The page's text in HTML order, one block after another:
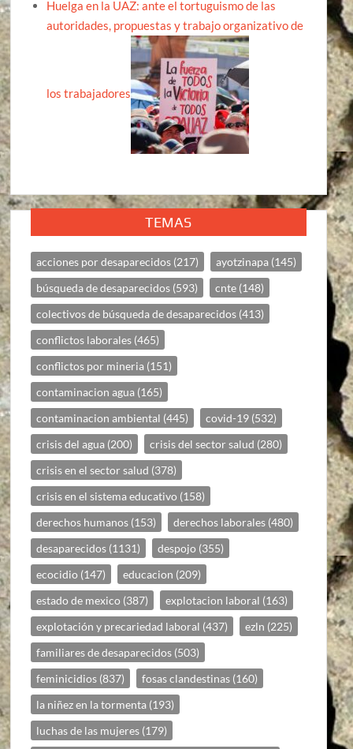
Huelga en la UAZ: ante el tortuguismo de las
autoridades, propuestas y trabajo organizativo de
los trabajadores
TEMAS
acciones por desaparecidos (217) ayotzinapa (145)
búsqueda de desaparecidos (593) cnte (148)
colectivos de búsqueda de desaparecidos (413)
conflictos laborales (465)
conflictos por mineria (151)
contaminacion agua (165)
contaminacion ambiental (445) covid-19 (532)
crisis del agua (200) crisis del sector salud (280)
crisis en el sector salud (378)
crisis en el sistema educativo (158)
derechos humanos (153) derechos laborales (480)
desaparecidos (1131) despojo (355)
ecocidio (147) educacion (209)
estado de mexico (387) explotacion laboral (163)
explotación y precariedad laboral (437) ezln (225)
familiares de desaparecidos (503)
feminicidios (837) fosas clandestinas (160)
la niñez en la tormenta (193)
luchas de las mujeres (179)